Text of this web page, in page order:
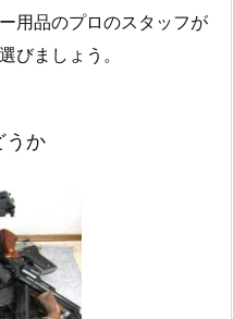
用品のプロのスタッフが
びましょう。
うか